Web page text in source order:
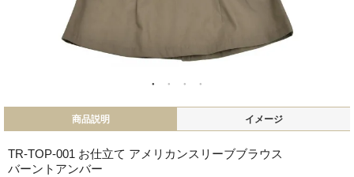
商品説明 イメージ
TR-TOP-001 お仕立て アメリカンスリーブブラウス
バーントアンバー